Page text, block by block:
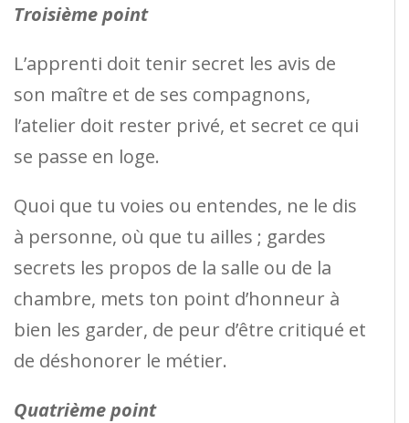
Troisième point
L’apprenti doit tenir secret les avis de
son maître et de ses compagnons,
l’atelier doit rester privé, et secret ce qui
se passe en loge.
Quoi que tu voies ou entendes, ne le dis
à personne, où que tu ailles ; gardes
secrets les propos de la salle ou de la
chambre, mets ton point d’honneur à
bien les garder, de peur d’être critiqué et
de déshonorer le métier.
Quatrième point